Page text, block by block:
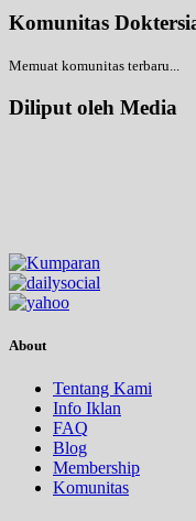
Komunitas
Memuat komunitas terbaru...
Diliput oleh Media
About
Tentang Kami
Info Iklan
FAQ
Blog
Membership
Komunitas